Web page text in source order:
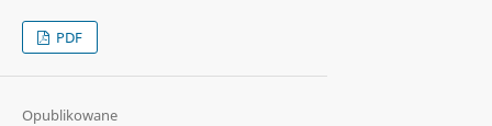
PDF
Opublikowane